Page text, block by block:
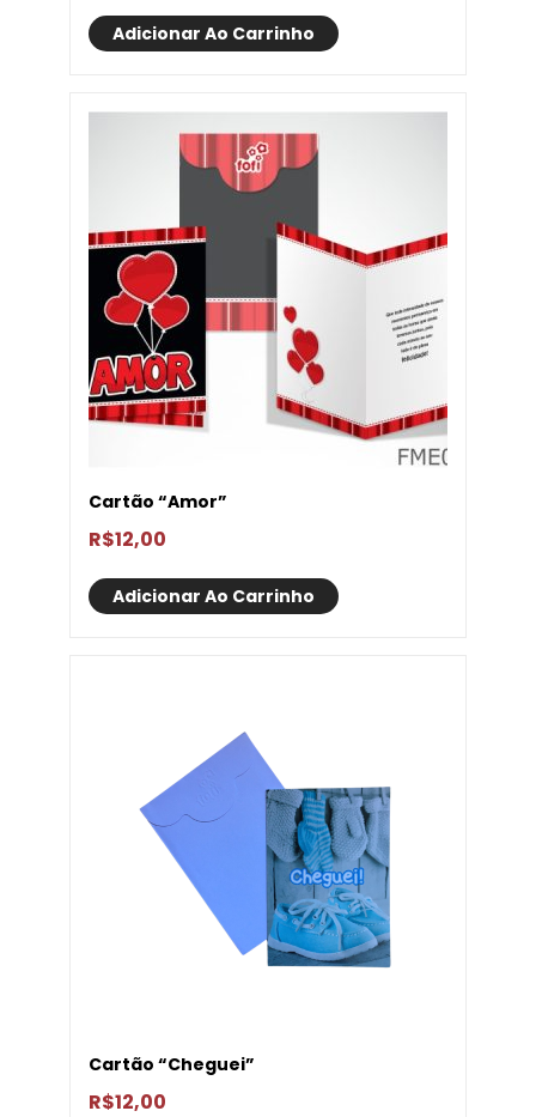
Adicionar Ao Carrinho
Cartão “Amor”
R$12,00
Adicionar Ao Carrinho
Cartão “Cheguei”
R$12,00